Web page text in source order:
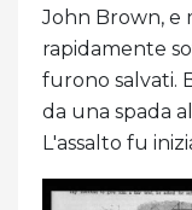
John Brown, e
rapidamente
furono salvati.
da una spada
L'assalto fu